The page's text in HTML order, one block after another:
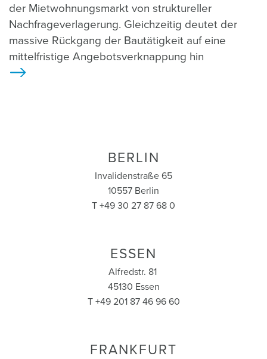
der Mietwohnungsmarkt von struktureller
Nachfrageverlagerung. Gleichzeitig deutet der
massive Rückgang der Bautätigkeit auf eine
mittelfristige Angebotsverknappung hin
BERLIN
Invalidenstraße 65
10557 Berlin
T +49 30 27 87 68 0
ESSEN
Alfredstr. 81
45130 Essen
T +49 201 87 46 96 60
FRANKFURT